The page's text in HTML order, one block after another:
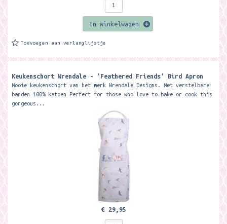
In winkelwagen
Toevoegen aan verlanglijstje
Keukenschort Wrendale - 'Feathered Friends' Bird Apron
Mooie keukenschort van het merk Wrendale Designs. Met verstelbare
banden 100% katoen Perfect for those who love to bake or cook this
gorgeous...
€ 29,95